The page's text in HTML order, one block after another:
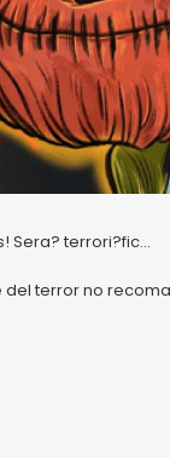
Sera? terrori?fic...
terror no